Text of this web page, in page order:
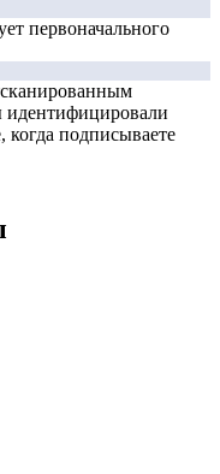
первоначального
идентифицировали
когда подписываете